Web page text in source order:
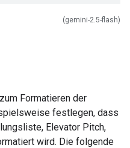
(gemini-2.5-flash)
Formatieren der
festlegen, dass
Elevator Pitch,
wird. Die folgende